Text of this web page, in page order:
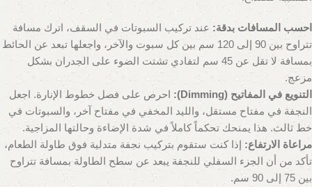
احسب المسافات بدقة:عند تركيب السبوتات في السقف، اترك مسافة
تتراوح بين 90 إلى 120 سم بين كل سبوت والآخر، واجعلها تبعد عن الحائط
بمسافة لا تقل عن 45 سم لتفادي تشتت الضوء على الجدران بشكل
مزعج.
التنويع في المفاتيح (Dimming):
احرص على فصل خطوط الإنارة. اجعل
النجفة في مفتاح مستقل، والليد المخفي في مفتاح آخر، والسبوتات في
خط ثالث. هذا يمنحك تحكماً كاملاً في شدة الإضاءة وحالتها المزاجية.
مراعاة الارتفاع: إذا كنت ستقوم بتركيب نجفة متدلية فوق طاولة الطعام،
تأكد من أن الجزء السفلي للنجفة يبعد عن سطح الطاولة بمسافة تتراوح
بين 75 إلى 90 سم.